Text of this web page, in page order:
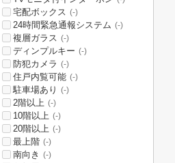
宅配ボックス (-)
24時間緊急通報システム (-)
複層ガラス (-)
ディンプルキー (-)
防犯カメラ (-)
住戸内覧可能 (-)
駐車場あり (-)
2階以上 (-)
10階以上 (-)
20階以上 (-)
最上階 (-)
南向き (-)